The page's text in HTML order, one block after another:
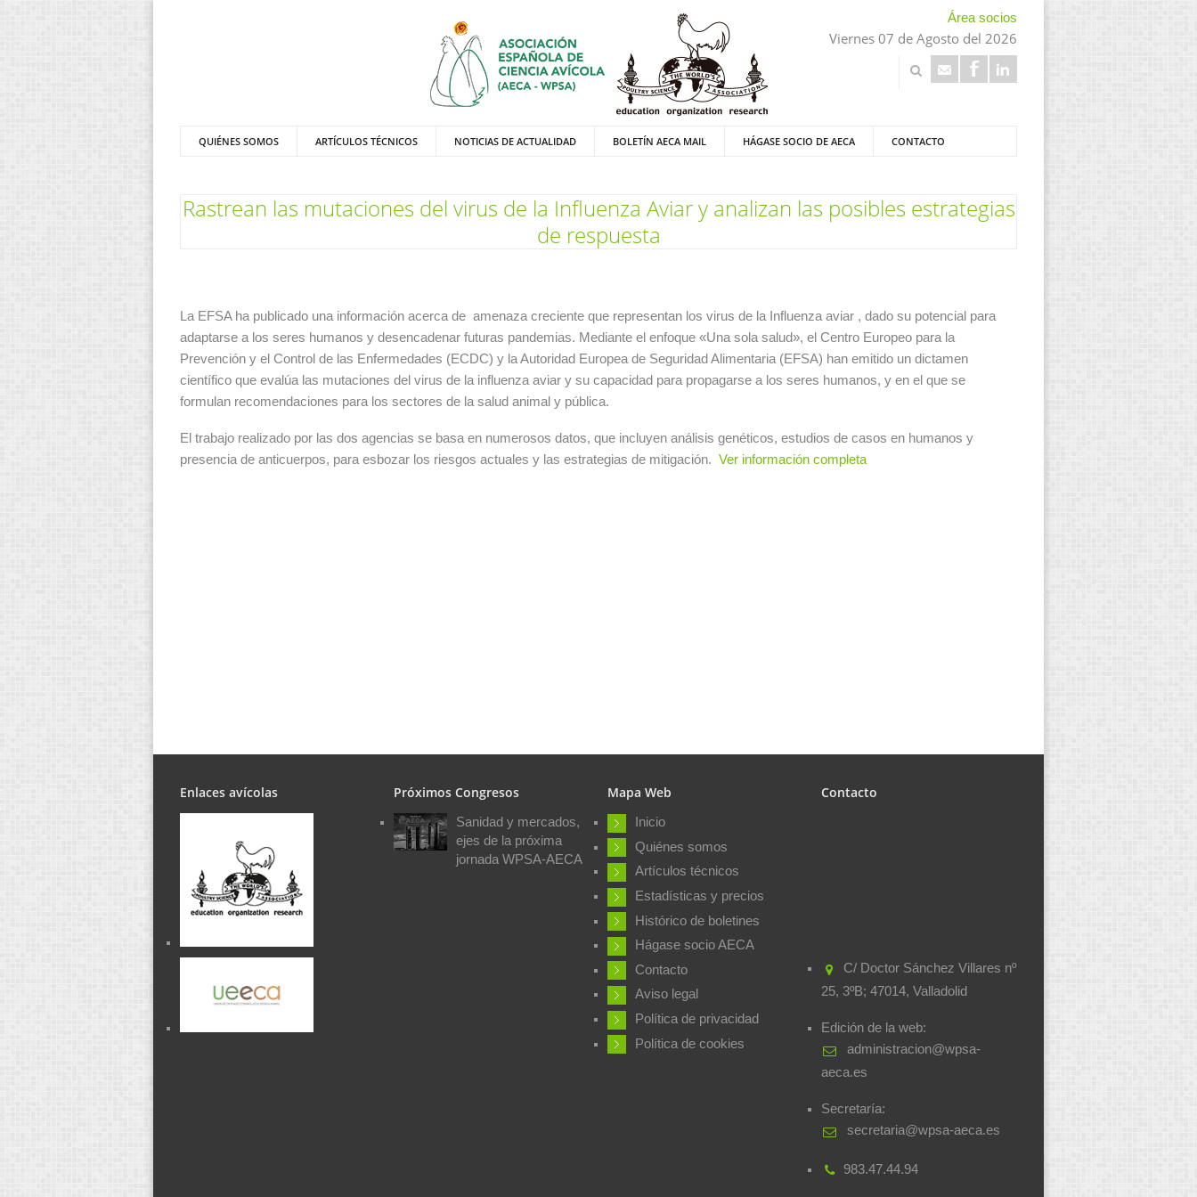
Área socios
Viernes 07 de Agosto del 2026
QUIÉNES SOMOS ARTÍCULOS TÉCNICOS NOTICIAS DE ACTUALIDAD BOLETÍN AECA MAIL HÁGASE SOCIO DE AECA CONTACTO
Rastrean las mutaciones del virus de la Influenza Aviar y analizan las posibles estrategias
de respuesta
La EFSA ha publicado una información acerca de amenaza creciente que representan los virus de la Influenza aviar , dado su potencial para
adaptarse a los seres humanos y desencadenar futuras pandemias. Mediante el enfoque «Una sola salud», el Centro Europeo para la
Prevención y el Control de las Enfermedades (ECDC) y la Autoridad Europea de Seguridad Alimentaria (EFSA) han emitido un dictamen
científico que evalúa las mutaciones del virus de la influenza aviar y su capacidad para propagarse a los seres humanos, y en el que se
formulan recomendaciones para los sectores de la salud animal y pública.
El trabajo realizado por las dos agencias se basa en numerosos datos, que incluyen análisis genéticos, estudios de casos en humanos y
presencia de anticuerpos, para esbozar los riesgos actuales y las estrategias de mitigación. Ver información completa
Enlaces avícolas Próximos Congresos
Sanidad y mercados,
ejes de la próxima
jornada WPSA-AECA
Mapa Web
Inicio
Quiénes somos
Artículos técnicos
Estadísticas y precios
Histórico de boletines
Hágase socio AECA
Contacto
Aviso legal
Política de privacidad
Política de cookies
Contacto
C/ Doctor Sánchez Villares nº
25, 3ºB; 47014, Valladolid
Edición de la web:
administracion@wpsa-
aeca.es
Secretaría:
secretaria@wpsa-aeca.es
983.47.44.94